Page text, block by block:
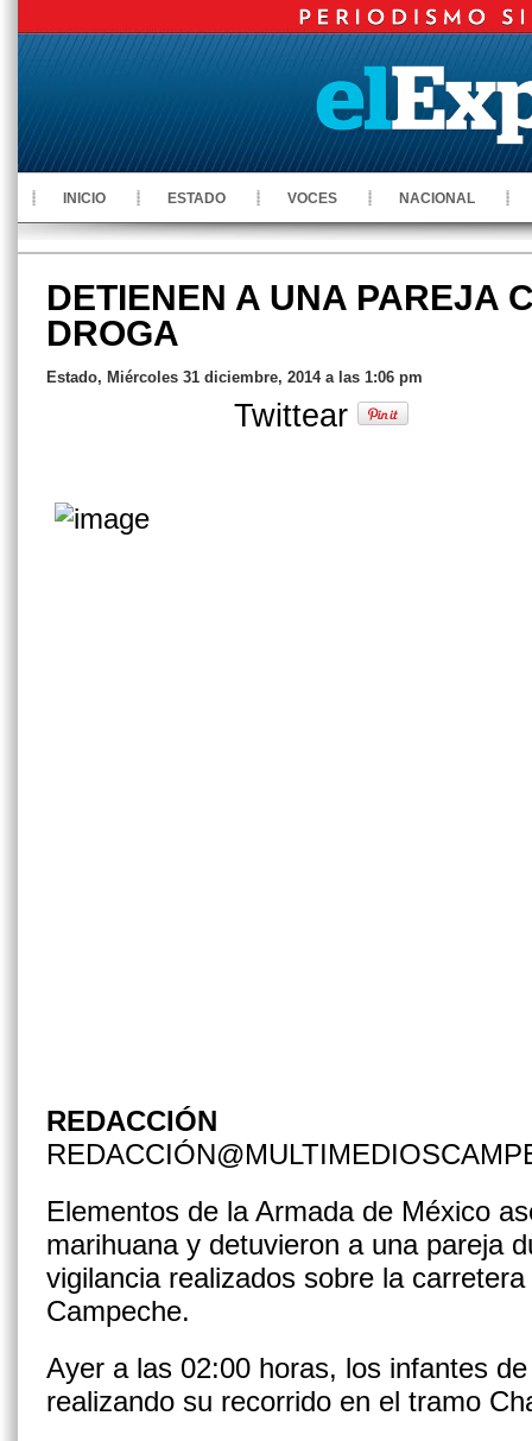
INICIO ESTADO VOCES NACIONAL
DETIENEN A UNA PAREJA
DROGA
Estado, Miércoles 31 diciembre, 2014 a las 1:06 pm
Twittear
REDACCIÓN
Elementos de la Armada de México
marihuana y detuvieron a una pareja
vigilancia realizados sobre la
Campeche.
Ayer a las 02:00 horas, los infantes
realizando su recorrido en el tramo